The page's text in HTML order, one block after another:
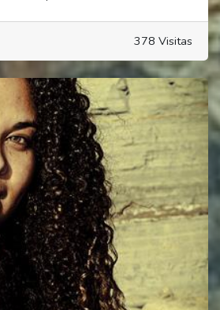
378 Visitas